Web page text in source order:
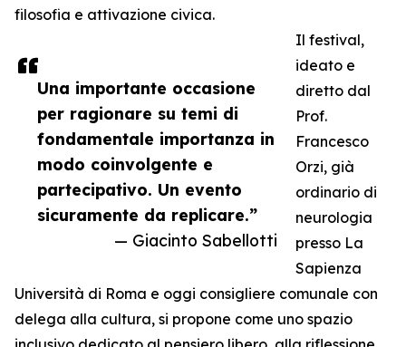
Una importante occasione
per ragionare su temi di
fondamentale importanza in
modo coinvolgente e
partecipativo. Un evento
sicuramente da replicare.”
— Giacinto Sabellotti
filosofia e attivazione civica.
Il festival,
ideato e
diretto dal
Prof.
Francesco
Orzi, già
ordinario di
neurologia
presso La
Sapienza
Università di Roma e oggi consigliere comunale con
delega alla cultura, si propone come uno spazio